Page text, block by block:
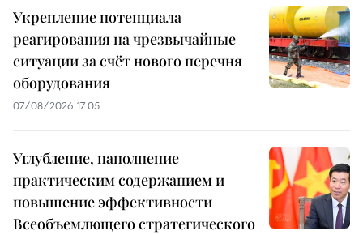
Укрепление потенциала
реагирования на чрезвычайные
ситуации за счёт нового перечня
оборудования
07/08/2026 17:05
Углубление, наполнение
практическим содержанием и
повышение эффективности
Всеобъемлющего стратегического